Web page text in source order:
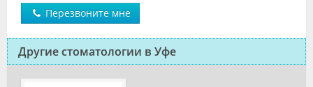
Перезвоните мне
Другие стоматологии в Уфе